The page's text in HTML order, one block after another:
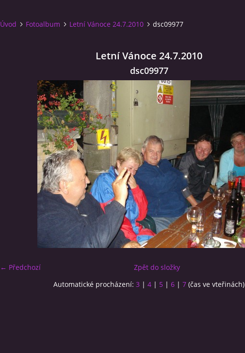
Úvod Fotoalbum Letní Vánoce 24.7.2010 dsc09977
Letní Vánoce 24.7.2010
dsc09977
← Předchozí
Zpět do složky
Automatické procházení: 3 | 4 | 5 | 6 | 7 (čas ve vteřinách)